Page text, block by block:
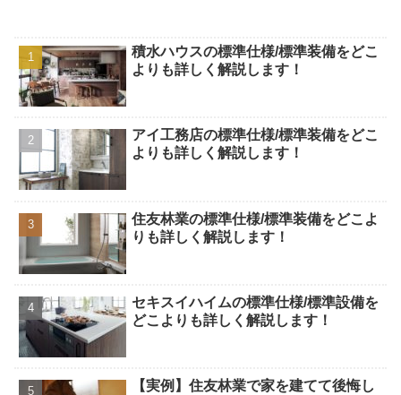
積水ハウスの標準仕様/標準装備をどこ
よりも詳しく解説します！
アイ工務店の標準仕様/標準装備をどこ
よりも詳しく解説します！
住友林業の標準仕様/標準装備をどこよ
りも詳しく解説します！
セキスイハイムの標準仕様/標準設備を
どこよりも詳しく解説します！
【実例】住友林業で家を建てて後悔し